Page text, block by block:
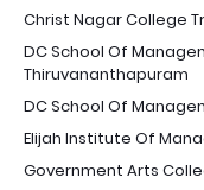
Christ Nagar College
DC School Of
Thiruvananthapuram
DC School Of
Elijah Institute Of
Government Arts